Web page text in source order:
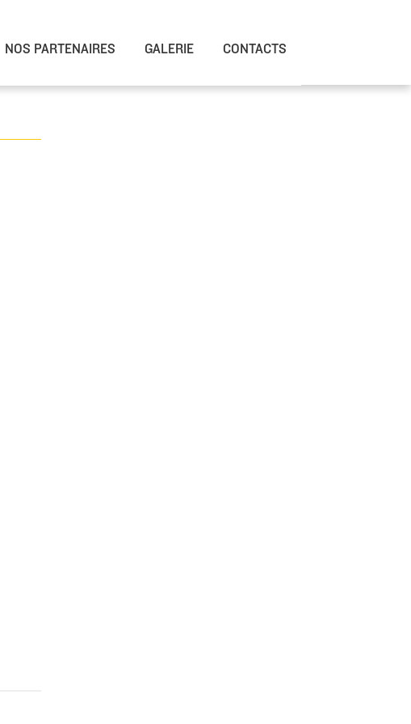
NOS PARTENAIRES GALERIE CONTACTS